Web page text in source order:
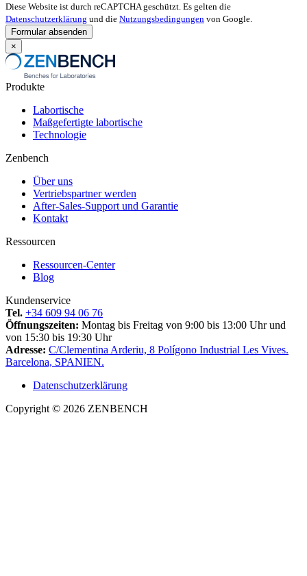
Diese Website ist durch reCAPTCHA geschützt. Es gelten die
Datenschutzerklärung und die Nutzungsbedingungen von Google.
×
Produkte
Labortische
Maßgefertigte labortische
Technologie
Zenbench
Über uns
Vertriebspartner werden
After-Sales-Support und Garantie
Kontakt
Ressourcen
Ressourcen-Center
Blog
Kundenservice
Tel. +34 609 94 06 76
Öffnungszeiten: Montag bis Freitag von 9:00 bis 13:00 Uhr und
von 15:30 bis 19:30 Uhr
Adresse: C/Clementina Arderiu, 8 Polígono Industrial Les Vives.
Barcelona, SPANIEN.
Datenschutzerklärung
Copyright © 2026 ZENBENCH